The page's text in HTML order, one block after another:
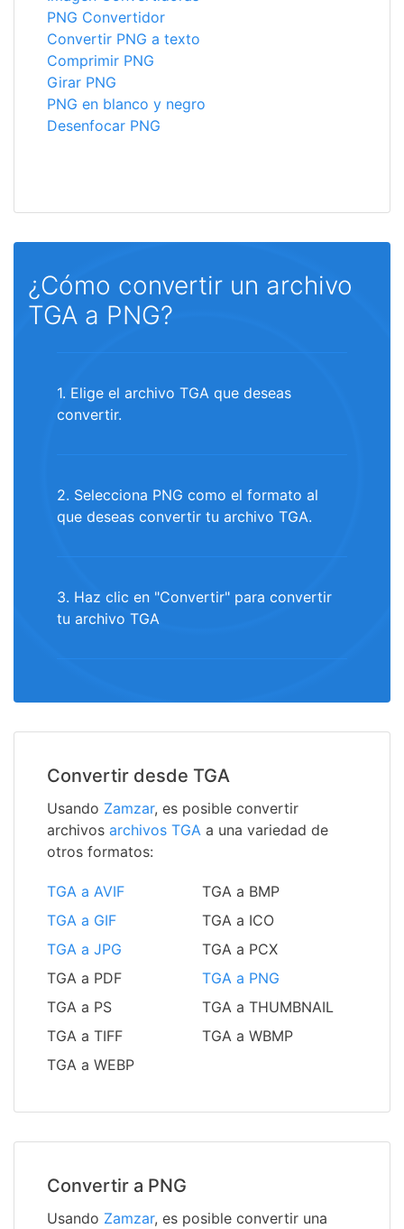
PNG Convertidor
Convertir PNG a texto
Comprimir PNG
Girar PNG
PNG en blanco y negro
Desenfocar PNG
¿Cómo convertir un archivo
TGA a PNG?
1. Elige el archivo TGA que deseas
convertir.
2. Selecciona PNG como el formato al
que deseas convertir tu archivo TGA.
3. Haz clic en "Convertir" para convertir
tu archivo TGA
Convertir desde TGA
Usando Zamzar, es posible convertir
archivos archivos TGA a una variedad de
otros formatos:
TGA a AVIF
TGA a BMP
TGA a GIF
TGA a ICO
TGA a JPG
TGA a PCX
TGA a PDF
TGA a PNG
TGA a PS
TGA a THUMBNAIL
TGA a TIFF
TGA a WBMP
TGA a WEBP
Convertir a PNG
Usando Zamzar, es posible convertir una